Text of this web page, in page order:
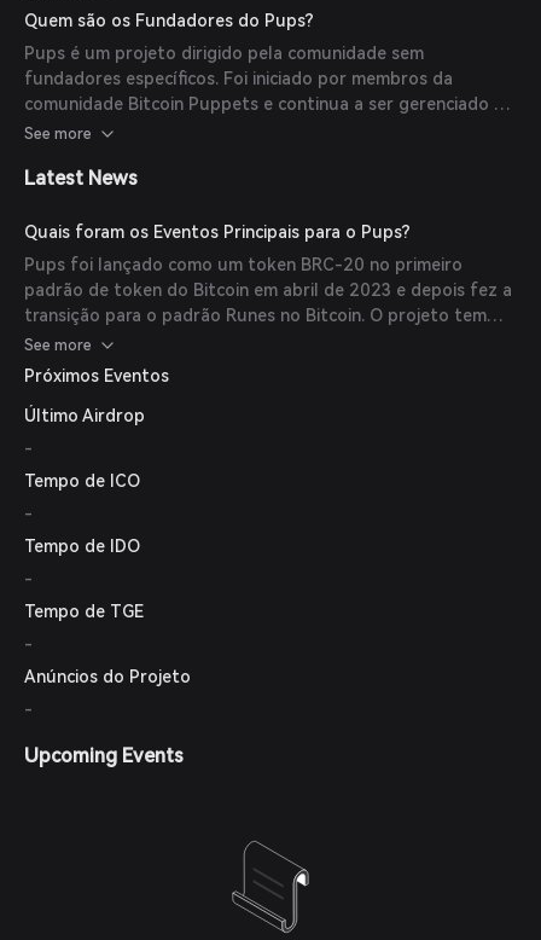
sua adaptabilidade e compromisso em aproveitar os
padrões de token em evolução do Bitcoin. (
Quem são os Fundadores do Pups?
Pups é um projeto dirigido pela comunidade sem
fundadores específicos. Foi iniciado por membros da
comunidade Bitcoin Puppets e continua a ser gerenciado e
liderado por seus membros comunitários. (
See more
Latest News
Quais foram os Eventos Principais para o Pups?
Pups foi lançado como um token BRC-20 no primeiro
padrão de token do Bitcoin em abril de 2023 e depois fez a
transição para o padrão Runes no Bitcoin. O projeto tem
sido dirigido pela comunidade, focando em espalhar paz
mundial através de vibrações positivas e arte. (
See more
Próximos Eventos
Último Airdrop
-
Tempo de ICO
-
Tempo de IDO
-
Tempo de TGE
-
Anúncios do Projeto
-
Upcoming Events